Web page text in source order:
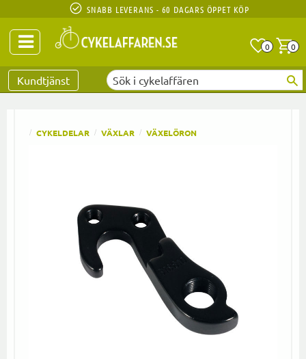
SNABB LEVERANS - 60 DAGARS ÖPPET KÖP
0 0
Kundtjänst
CYKELDELAR VÄXLAR VÄXELÖRON